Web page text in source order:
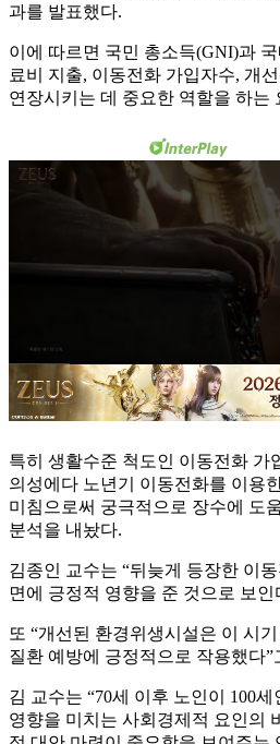
과를 발표했다.
이에 따르면 국민 총소득(GNI)과
료비 지출, 이동전화 가입자수, 개
연장시키는 데 중요한 역할을 하는
특히 생활수준 척도인 이동전화 가
의성에다 노년기 이동전화를 이용
미침으로써 궁극적으로 장수에 도
분석을 내놨다.
김종인 교수는 “뒤늦게 등장한 이
면에 긍정적 영향을 준 것으로 보인
또 “개선된 환경위생시설은 이 시
질환 예방에 긍정적으로 작용했다”
김 교수는 “70세 이후 노인이 100
영향을 미치는 사회경제적 요인의